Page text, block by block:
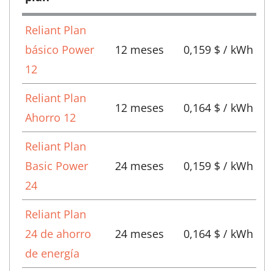
Reliant Plan
básico Power
12
12 meses 0,159 $ / kWh
Reliant Plan
Ahorro 12
12 meses 0,164 $ / kWh
Reliant Plan
Basic Power
24
24 meses 0,159 $ / kWh
Reliant Plan
24 de ahorro
de energía
24 meses 0,164 $ / kWh